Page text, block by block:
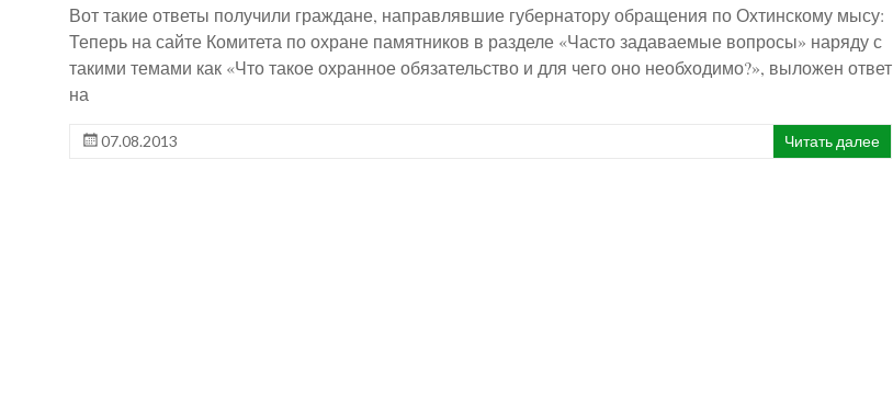
Вот такие ответы получили граждане, направлявшие губернатору обращения по Охтинскому мысу:
Теперь на сайте Комитета по охране памятников в разделе «Часто задаваемые вопросы» наряду с
такими темами как «Что такое охранное обязательство и для чего оно необходимо?», выложен ответ
на
07.08.2013 Читать далее